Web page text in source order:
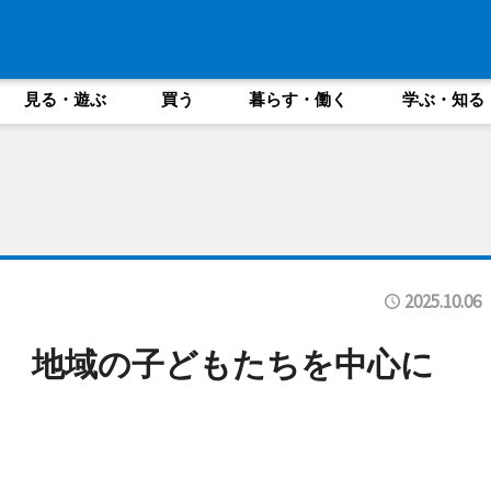
見る・遊ぶ 買う 暮らす・働く 学ぶ・知る
2025.10.06
地域の子どもたちを中心に